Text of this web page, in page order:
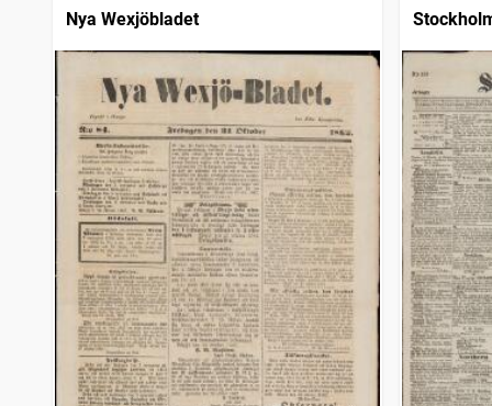
Nya Wexjöbladet